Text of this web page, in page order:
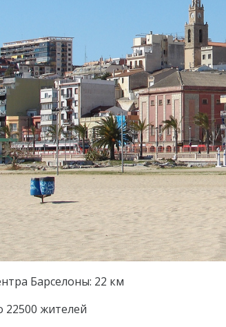
Барселоны: 22 км
22500 жителей